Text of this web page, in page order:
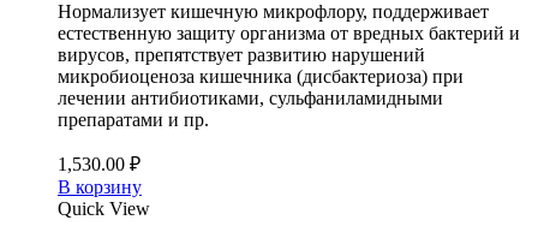
Нормализует кишечную микрофлору, поддерживает
естественную защиту организма от вредных бактерий и
вирусов, препятствует развитию нарушений
микробиоценоза кишечника (дисбактериоза) при
лечении антибиотиками, сульфаниламидными
препаратами и пр.
1,530.00 ₽
В корзину
Quick View